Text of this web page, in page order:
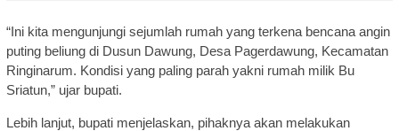
“Ini kita mengunjungi sejumlah rumah yang terkena bencana angin
puting beliung di Dusun Dawung, Desa Pagerdawung, Kecamatan
Ringinarum. Kondisi yang paling parah yakni rumah milik Bu
Sriatun,” ujar bupati.
Lebih lanjut, bupati menjelaskan, pihaknya akan melakukan